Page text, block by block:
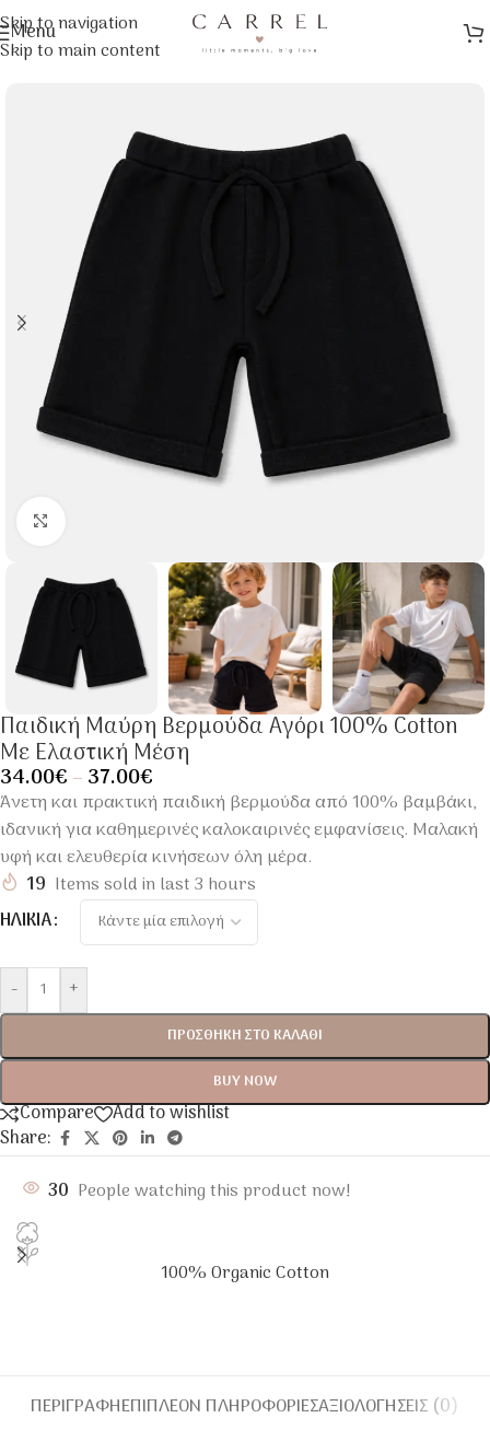
Skip to navigation
Skip to main content
Menu
Αρχική σελίδα/Ρούχα Παιδικά Ρούχα
Παιδική Μαύρη Βερμούδα Αγόρι 100% Cotton
Με Ελαστική Μέση
34.00€ – 37.00€
Άνετη και πρακτική παιδική βερμούδα από 100% βαμβάκι,
ιδανική για καθημερινές καλοκαιρινές εμφανίσεις. Μαλακή
υφή και ελευθερία κινήσεων όλη μέρα.
19 Items sold in last 3 hours
ΗΛΙΚΊΑ
- +
ΠΡΟΣΘΉΚΗ ΣΤΟ ΚΑΛΆΘΙ
BUY NOW
Compare
Add to wishlist
Share:
30 People watching this product now!
100% Organic Cotton
ΠΕΡΙΓΡΑΦΉΕΠΙΠΛΈΟΝ ΠΛΗΡΟΦΟΡΊΕΣΑΞΙΟΛΟΓΉΣΕΙΣ (0)